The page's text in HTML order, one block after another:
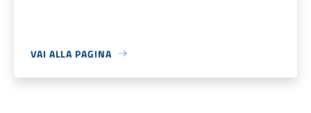
VAI ALLA PAGINA